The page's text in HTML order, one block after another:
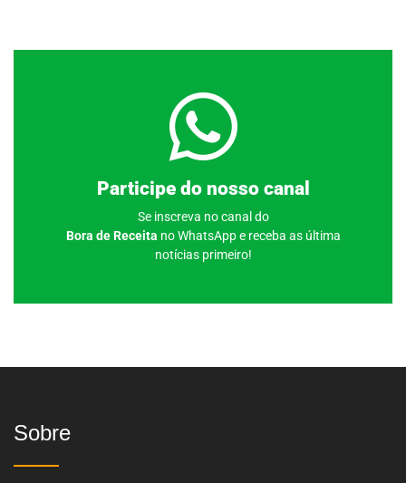
Participe do nosso canal
Se inscreva no canal do
Bora de Receita no WhatsApp e receba as última
notícias primeiro!
Clique aqui
Sobre